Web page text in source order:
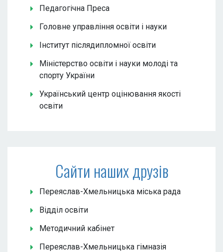
Педагогічна Преса
Головне управління освіти і науки
Інститут післядипломної освіти
Міністерство освіти і науки молоді та
спорту України
Український центр оцінювання якості
освіти
Сайти наших друзів
Переяслав-Хмельницька міська рада
Відділ освіти
Методичний кабінет
Переяслав-Хмельницька гімназія